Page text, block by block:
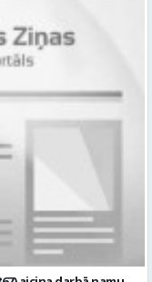
pārvaldību un
lietotāju atbalstu
uzstādīt, konfigurēt,
datortehniku,
to darbībā;
izpildi Pašvaldības
priekšlikumus par
jomā; darba
jomā); izpratne par
risināšanas
darbības
Valsts valodas likuma
un saskarsmes
pieņemt
sajūta; precizitāte;
un spēja meklēt